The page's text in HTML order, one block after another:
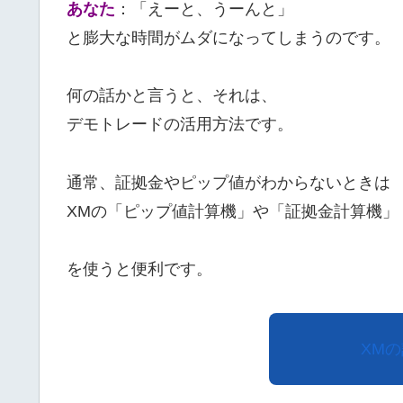
あなた ：「えーと、うーんと」
と膨大な時間がムダになってしまうのです。
何の話かと言うと、それは、
デモトレードの活用方法です。
通常、証拠金やピップ値がわからないときは
XMの「ピップ値計算機」や「証拠金計算機」
を使うと便利です。
XMの